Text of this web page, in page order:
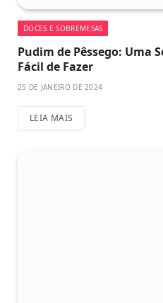
DOCES E SOBREMESAS
Pudim de Pêssego: Uma
Fácil de Fazer
25 DE JANEIRO DE 2024
LEIA MAIS